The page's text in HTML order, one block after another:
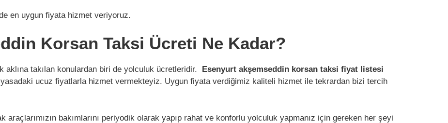
en uygun fiyata hizmet veriyoruz.
Korsan Taksi Ücreti Ne Kadar?
aklına takılan konulardan biri de yolculuk ücretleridir.
Esenyurt akşemseddin korsan taksi fiyat listesi
ucuz fiyatlarla hizmet vermekteyiz. Uygun fiyata verdiğimiz kaliteli hizmet ile tekrardan bizi tercih
bakımlarını periyodik olarak yapıp rahat ve konforlu yolculuk yapmanız için gereken her şeyi